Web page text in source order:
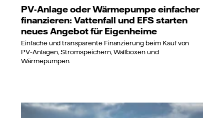
PV-Anlage oder Wärmepumpe einfacher
finanzieren: Vattenfall und EFS starten
neues Angebot für Eigenheime
Einfache und transparente Finanzierung beim Kauf von
PV‑Anlagen, Stromspeichern, Wallboxen und
Wärmepumpen.